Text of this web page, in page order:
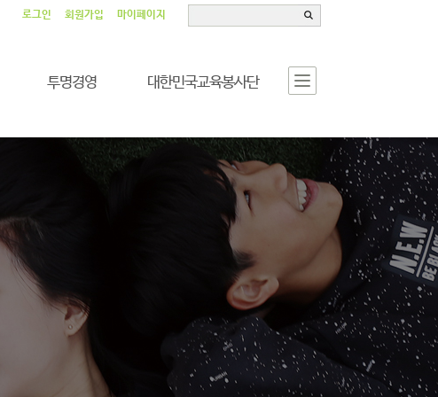
로그인 회원가입 마이페이지
투명경영 대한민국교육봉사단